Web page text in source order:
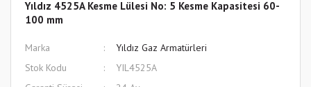
Yıldız 4525A Kesme Lülesi No: 5 Kesme Kapasitesi 60-
100 mm
Marka
Yıldız Gaz Armatürleri
Stok Kodu
YIL4525A